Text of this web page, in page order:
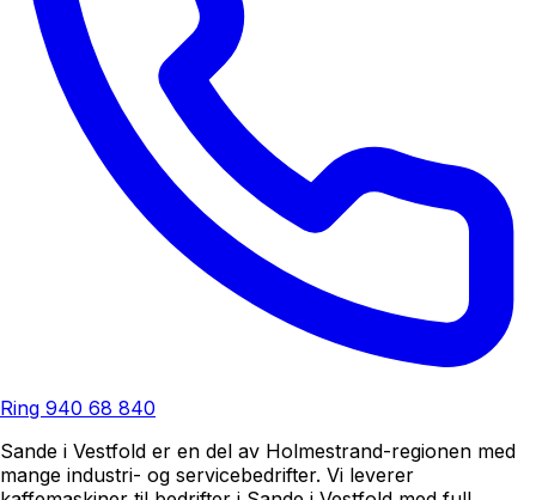
Ring 940 68 840
Sande i Vestfold er en del av Holmestrand-regionen med
mange industri- og servicebedrifter. Vi leverer